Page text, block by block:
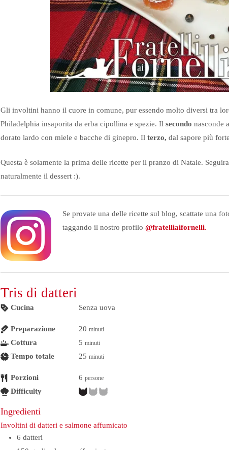
Gli involtini hanno il cuore in comune, pur essendo molto diversi tra
Philadelphia insaporita da erba cipollina e spezie. Il secondo nasconde
dorato lardo con miele e bacche di ginepro. Il terzo, dal sapore più
Questa è solamente la prima delle ricette per il pranzo di Natale.
naturalmente il dessert :).
Se provate una delle ricette sul blog, scattate una
taggando il nostro profilo @fratelliaifornelli.
Tris di datteri
Cucina Senza uova
Preparazione 20 minuti
Cottura 5 minuti
Tempo totale 25 minuti
Porzioni 6 persone
Difficulty
Ingredienti
Involtini di datteri e salmone affumicato
6 datteri